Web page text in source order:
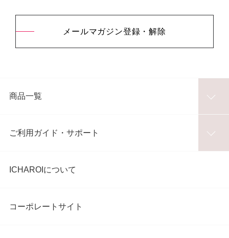
メールマガジン登録・解除
商品一覧
ご利用ガイド・サポート
ICHAROIについて
コーポレートサイト